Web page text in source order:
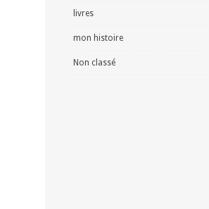
livres
mon histoire
Non classé